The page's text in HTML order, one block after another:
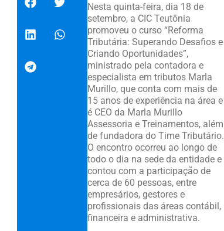
Nesta quinta-feira, dia 18 de
setembro, a CIC Teutônia
promoveu o curso “Reforma
Tributária: Superando Desafios e
Criando Oportunidades”,
ministrado pela contadora e
especialista em tributos Marla
Murillo, que conta com mais de
15 anos de experiência na área e
é CEO da Marla Murillo
Assessoria e Treinamentos, além
de fundadora do Time Tributário.
O encontro ocorreu ao longo de
todo o dia na sede da entidade e
contou com a participação de
cerca de 60 pessoas, entre
empresários, gestores e
profissionais das áreas contábil,
financeira e administrativa.